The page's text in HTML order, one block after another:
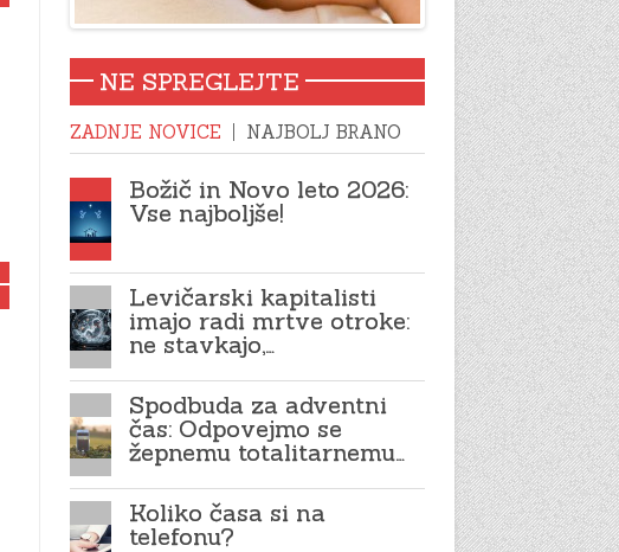
NE SPREGLEJTE
ZADNJE NOVICE NAJBOLJ BRANO
Božič in Novo leto 2026:
Vse najboljše!
Levičarski kapitalisti
imajo radi mrtve otroke:
ne stavkajo,…
Spodbuda za adventni
čas: Odpovejmo se
žepnemu totalitarnemu…
Koliko časa si na
telefonu?